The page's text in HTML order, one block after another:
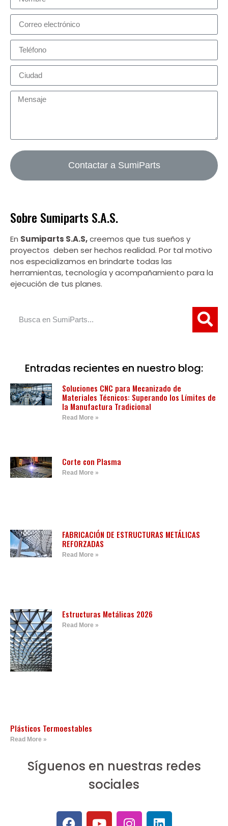
Contactar a SumiParts
Sobre Sumiparts S.A.S.
En Sumiparts S.A.S,creemos que tus sueños y
proyectos deben ser hechos realidad. Por tal motivo
nos especializamos en brindarte todas las
herramientas, tecnología y acompañamiento para la
ejecución de tus planes.
Entradas recientes en nuestro blog:
Soluciones CNC para Mecanizado de
Materiales Técnicos: Superando los Límites de
la Manufactura Tradicional
Read More »
Corte con Plasma
Read More »
FABRICACIÓN DE ESTRUCTURAS METÁLICAS
REFORZADAS
Read More »
Estructuras Metálicas 2026
Read More »
Plásticos Termoestables
Read More »
Síguenos en nuestras redes
sociales